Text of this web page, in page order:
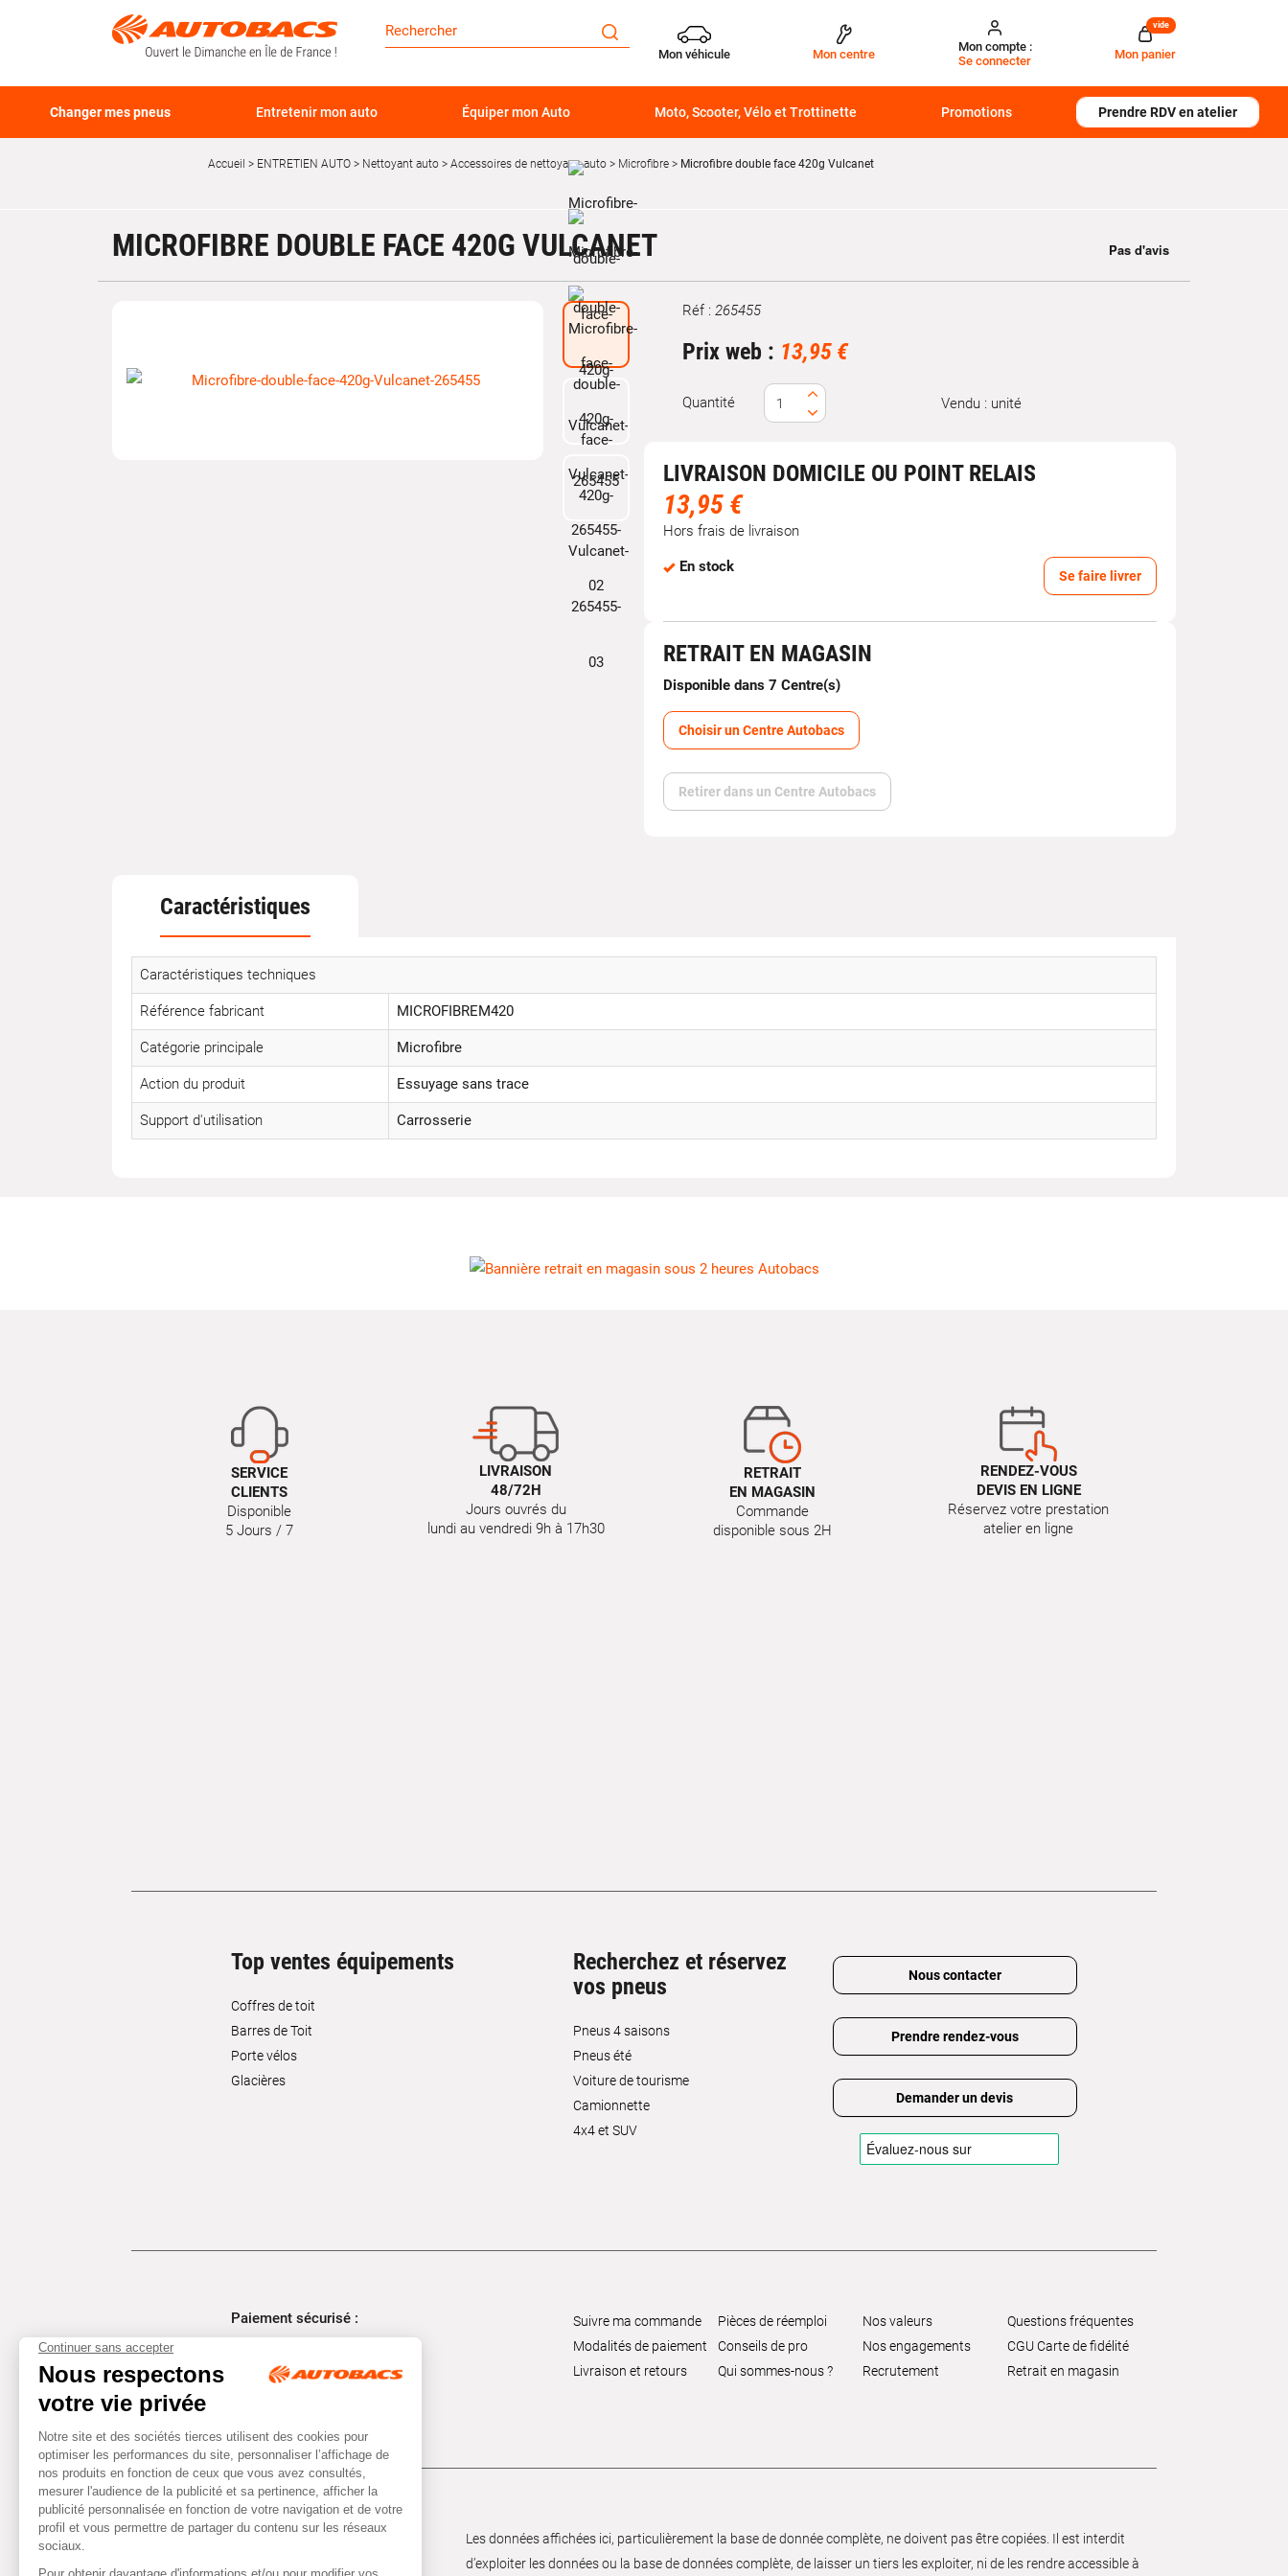
Mon véhicule Mon centre
Mon compte :
Se connecter
Mon panier
vide
Changer mes pneus Entretenir mon auto Équiper mon Auto Moto, Scooter, Vélo et Trottinette Promotions Prendre RDV en atelier
Accueil ENTRETIEN AUTO Nettoyant auto Accessoires de nettoyage auto Microfibre Microfibre double face 420g Vulcanet
MICROFIBRE DOUBLE FACE 420G VULCANET
Marque
Réf : 265455
Prix web : 13,95 €
Quantité Vendu : unité
LIVRAISON DOMICILE OU POINT RELAIS
13,95 €
Hors frais de livraison
En stock
Se faire livrer
RETRAIT EN MAGASIN
Disponible dans 7 Centre(s)
Choisir un Centre Autobacs
Retirer dans un Centre Autobacs
Caractéristiques
Caractéristiques techniques
Référence fabricant MICROFIBREM420
Catégorie principale Microfibre
Action du produit Essuyage sans trace
Support d'utilisation Carrosserie
SERVICE
CLIENTS
Disponible
5 Jours / 7
LIVRAISON
48/72H
Jours ouvrés du
lundi au vendredi 9h à 17h30
RETRAIT
EN MAGASIN
Commande
disponible sous 2H
RENDEZ-VOUS
DEVIS EN LIGNE
Réservez votre prestation
atelier en ligne
Top ventes équipements
Coffres de toit
Barres de Toit
Porte vélos
Glacières
Recherchez et réservez
vos pneus
Pneus 4 saisons
Pneus été
Voiture de tourisme
Camionnette
4x4 et SUV
Nous contacter
Prendre rendez-vous
Demander un devis
Paiement sécurisé :
Suivre ma commande
Modalités de paiement
Livraison et retours
Pièces de réemploi
Conseils de pro
Qui sommes-nous ?
Nos valeurs
Nos engagements
Recrutement
Questions fréquentes
CGU Carte de fidélité
Retrait en magasin
Les données affichées ici, particulièrement la base de donnée complète, ne doivent pas être copiées. Il est interdit
d’exploiter les données ou la base de données complète, de laisser un tiers les exploiter, ni de les rendre accessible à